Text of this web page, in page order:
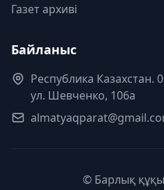
Газет архиві
Байланыс
Республика Казахстан.
ул. Шевченко, 106а
© Барлық